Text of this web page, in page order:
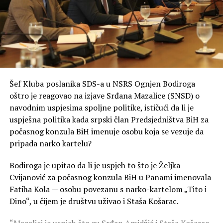
treba grad, pa nek se ukinu onda njihove fotelje i nek se
njihovi budžeti prebace ovdje, pa će vidjeti kako se radi.
Moja najjasnija poruka građanima je da će onog trenutka
kada mi budemo ti koji vode zajedničke institucije, PDV
će biti ukinut u jednom danu i akcize će biti smanjene.
Gdje su sve te pare od akciza, ja ih ne vidim kroz puteve i
autoputeve“, kaže Stanivuković.
Vraćanje novca od akciza građanima od strane lokalnih
zajednica je neustavno, nelogično i nešto na što niko
dobronamjeran ne bi pozvao, smatra načelnik Istočne
Ilidže Marinko Božović.
„Oni su naučili da lokalne zajednice učine zavisnim, a da
im onda na kašičicu daju neka sredstva. Sada bi da i ono
što po trenutnim zakonima, koji su takođe loši, po
kojima lokalne zajednice dobijaju jako malo, trebali
nečega da se odreknu“, objašnjava Božović.
Šef Kluba poslanika SDS-a u NSRS Ognjen Bodiroga
oštro je reagovao na izjave Srđana Mazalice (SNSD) o
navodnim uspjesima spoljne politike, ističući da li je
uspješna politika kada srpski član Predsjedništva BiH za
počasnog konzula BiH imenuje osobu koja se vezuje da
pripada narko kartelu?
Bodiroga je upitao da li je uspjeh to što je Željka
Cvijanović za počasnog konzula BiH u Panami imenovala
Fatiha Kola — osobu povezanu s narko-kartelom „Tito i
Dino“, u čijem je društvu uživao i Staša Košarac.